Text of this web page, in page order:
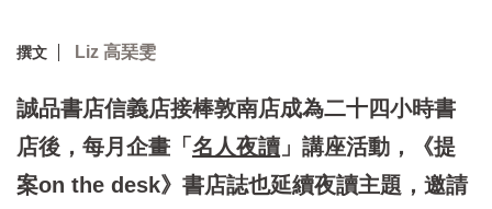
撰文 Liz 高琹雯
誠品書店信義店接棒敦南店成為二十四小時書
店後，每月企畫 「 名人夜讀」 講座活動，《提
案on the desk》書店誌也延續夜讀主題，邀請